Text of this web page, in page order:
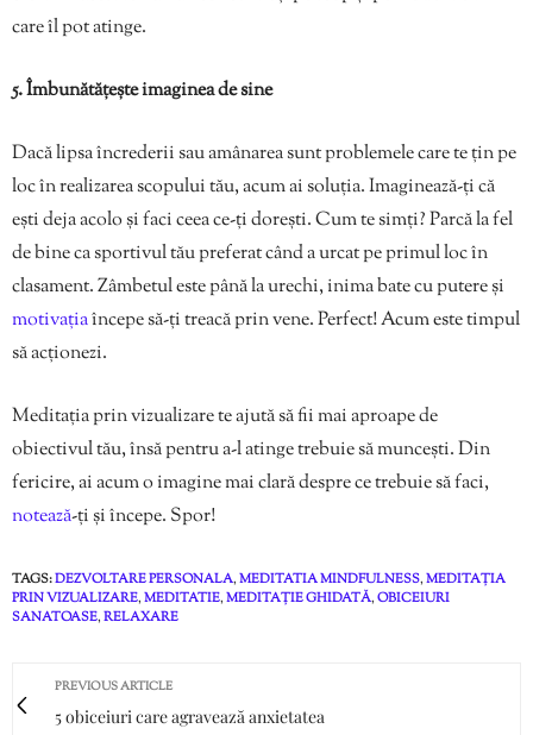
care îl pot atinge.
5. Îmbunătățește imaginea de sine
Dacă lipsa încrederii sau amânarea sunt problemele care te țin pe
loc în realizarea scopului tău, acum ai soluția. Imaginează-ți că
ești deja acolo și faci ceea ce-ți dorești. Cum te simți? Parcă la fel
de bine ca sportivul tău preferat când a urcat pe primul loc în
clasament. Zâmbetul este până la urechi, inima bate cu putere și
motivațiaîncepe să-ți treacă prin vene. Perfect! Acum este timpul
să acționezi.
Meditația prin vizualizare te ajută să fii mai aproape de
obiectivul tău, însă pentru a-l atinge trebuie să muncești. Din
fericire, ai acum o imagine mai clară despre ce trebuie să faci,
notează-ți și începe. Spor!
TAGS:DEZVOLTARE PERSONALA,MEDITATIA MINDFULNESS,MEDITAȚIA
PRIN VIZUALIZARE,MEDITATIE,MEDITAȚIE GHIDATĂ,OBICEIURI
SANATOASE,RELAXARE
PREVIOUS ARTICLE
5 obiceiuri care agravează anxietatea